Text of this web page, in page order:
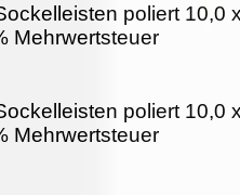
poliert 10,0
Mehrwertsteuer
poliert 10,0
Mehrwertsteuer